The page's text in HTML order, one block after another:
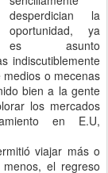
desperdician la
oportunidad, ya
es asunto
indiscutiblemente
o mecenas
bien a la gente
los mercados
en E.U,
viajar más o
el regreso